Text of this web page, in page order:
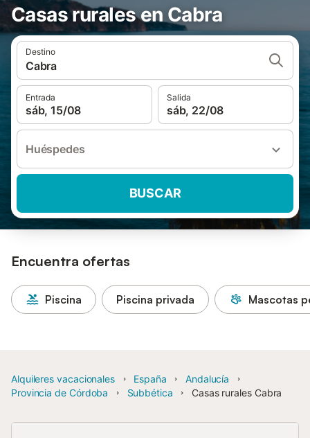
Casas rurales en Cabra
Destino
Cabra
Entrada
sáb, 15/08
Salida
sáb, 22/08
Huéspedes
BUSCAR
Encuentra ofertas
Piscina Piscina privada Mascotas
Alquileres vacacionales España
Andalucía
Provincia de Córdoba
Subbética Casas rurales Cabra